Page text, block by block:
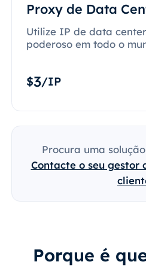
Proxy de Data
Utilize IP de data
poderoso em todo o
$3/IP
Procura uma
Contacte o seu gestor
Porque é